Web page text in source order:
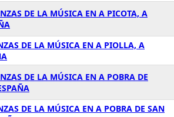
DE LA MÚSICA EN A PICOTA, A
DE LA MÚSICA EN A PIOLLA, A
DE LA MÚSICA EN A POBRA DE
DE LA MÚSICA EN A POBRA DE SAN